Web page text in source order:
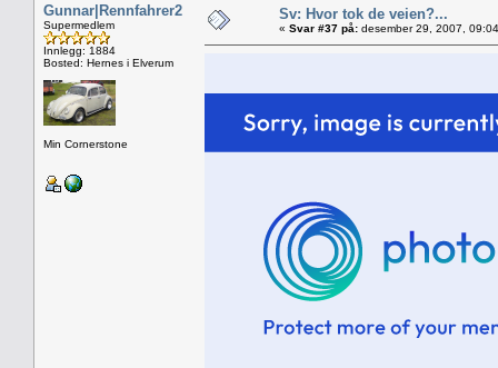
Gunnar|Rennfahrer2
Supermedlem
Innlegg: 1884
Bosted: Hernes i Elverum
Min Cornerstone
Sv: Hvor tok de veien?...
« Svar #37 på: desember 29, 2007,